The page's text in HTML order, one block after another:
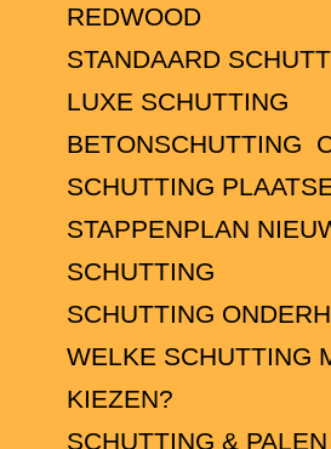
REDWOOD
STANDAARD
LUXE SCHUTTING
BETONSCHUTTING
SCHUTTING
STAPPENPLAN
SCHUTTING
SCHUTTING
WELKE SCHUTTING
KIEZEN?
SCHUTTING &